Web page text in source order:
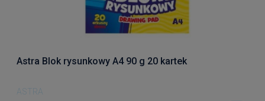
Astra Blok rysunkowy A4 90 g 20 kartek
ASTRA